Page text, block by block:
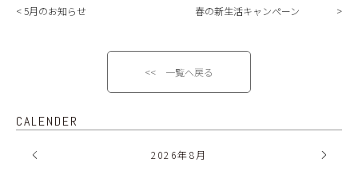
5月のお知らせ 春の新生活キャンペーン
<< 一覧へ戻る
CALENDER
2026年8月